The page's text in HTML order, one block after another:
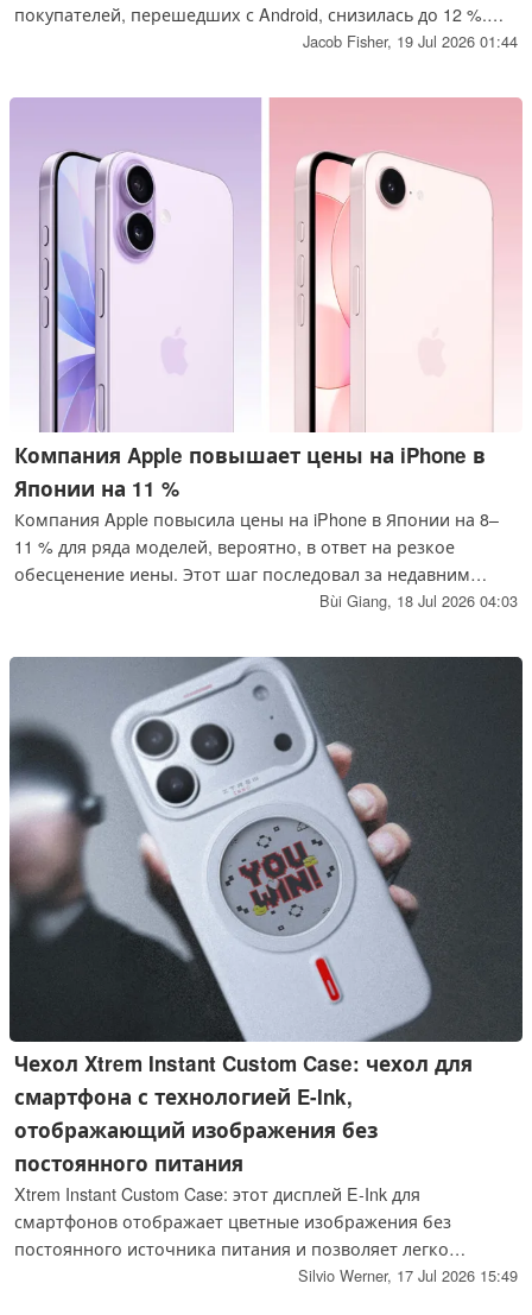
покупателей, перешедших с Android, снизилась до 12 %.
Эти данные подчеркивают силу устоявшихся экосистем
компании Apple может в большей степени зависеть от
Jacob Fisher, 19 Jul 2026 01:44
Компания Apple повышает цены на iPhone в
Японии на 11 %
Компания Apple повысила цены на iPhone в Японии на 8–
11 % для ряда моделей, вероятно, в ответ на резкое
обесценение иены. Этот шаг последовал за недавним
повышением цен на Mac и iPad, однако не ожидается, что
объявит о более масштабных изменениях.
Bùi Giang, 18 Jul 2026 04:03
Чехол Xtrem Instant Custom Case: чехол для
смартфона с технологией E-Ink,
отображающий изображения без
постоянного питания
Xtrem Instant Custom Case: этот дисплей E-Ink для
смартфонов отображает цветные изображения без
постоянного источника питания и позволяет легко
переносить дизайны между совместимыми чехлами.
Silvio Werner, 17 Jul 2026 15:49